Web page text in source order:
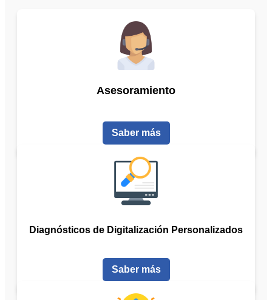
Asesoramiento
Saber más
Diagnósticos de Digitalización Personalizados
Saber más